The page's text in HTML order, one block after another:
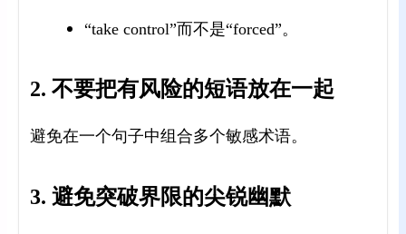
“take control”而不是“forced”。
2. 不要把有风险的短语放在一起
避免在一个句子中组合多个敏感术语。
3. 避免突破界限的尖锐幽默